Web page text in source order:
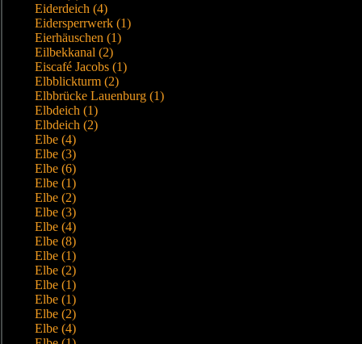
Eiderdeich (4)
Eidersperrwerk (1)
Eierhäuschen (1)
Eilbekkanal (2)
Eiscafé Jacobs (1)
Elbblickturm (2)
Elbbrücke Lauenburg (1)
Elbdeich (1)
Elbdeich (2)
Elbe (4)
Elbe (3)
Elbe (6)
Elbe (1)
Elbe (2)
Elbe (3)
Elbe (4)
Elbe (8)
Elbe (1)
Elbe (2)
Elbe (1)
Elbe (1)
Elbe (2)
Elbe (4)